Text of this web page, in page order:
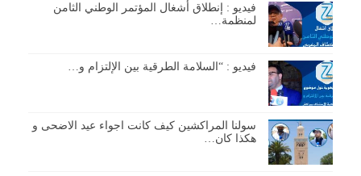
فيديو : إنطلاق أشغال المؤتمر الوطني الثامن
لمنظمة…
فيديو : “السلامة الطرقية بين الإلتزام و…
سولنا المراكشين كيف كانت اجواء عيد الاضحى و
هكذا كان…